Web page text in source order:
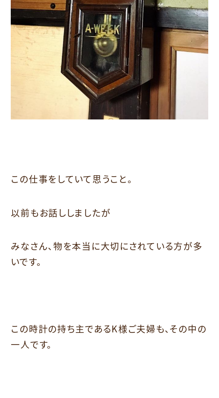
この仕事をしていて思うこと。
以前もお話ししましたが
みなさん、物を本当に大切にされている方が多
いです。
この時計の持ち主であるK様ご夫婦も、その中の
一人です。